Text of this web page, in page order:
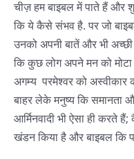
चीज़ हम बाइबल में पाते हैं
कि ये कैसे संभव है. पर जो
उनको अपनी बातें और भी अच्छी
कि कुछ लोग अपने मन को
अगम्य परमेश्वर को
बाहर लेके मनुष्य कि समानता
आर्मिनवादी भी ऐसा ही करते
खंडन किया है और बाइबल कि